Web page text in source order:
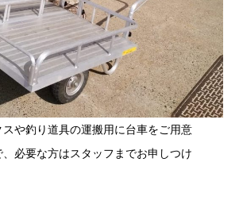
や釣り道具の運搬用に台車をご用意
、必要な方はスタッフまでお申しつけ